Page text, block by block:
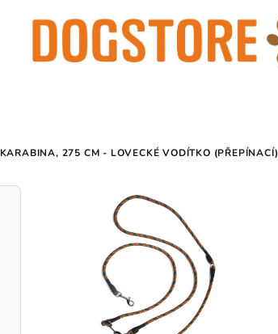
KARABINA, 275 CM - LOVECKÉ VODÍTKO (PŘEPÍNACÍ)